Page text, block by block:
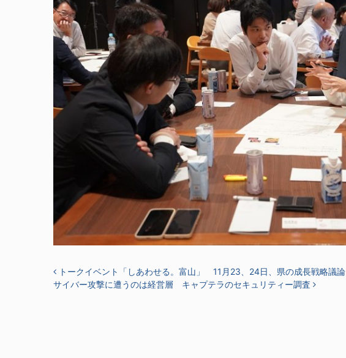
投稿ナビゲーション
トークイベント「しあわせる。富山」 11月23、24日、県の成長戦略議論
サイバー攻撃に遭うのは経営層 キャプテラのセキュリティー調査